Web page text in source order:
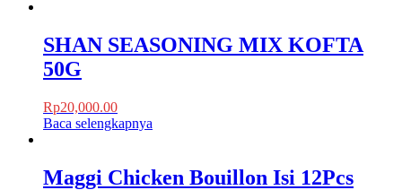
SHAN SEASONING MIX KOFTA
50G
Rp20,000.00
Baca selengkapnya
Maggi Chicken Bouillon Isi 12Pcs